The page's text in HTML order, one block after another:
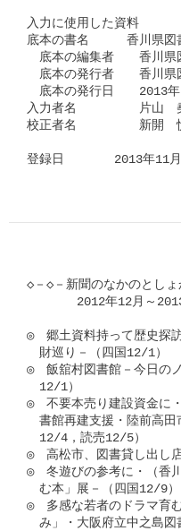
入力に使用した資料
底本の書名　　　香川県
底本の編集者　　香川県
底本の発行者　　香川県
底本の発行日　　
入力者名　　　　　片山　
校正者名　　　　　新開
登録日　　　　2013年11
◇－◇－新聞のなかのと
2012年12月～2013
◎　郷土資料持って歴史探
財巡り－（四国12/1）
◎　飯舘村図書館－今日の
12/1）
◎　不要本売り建設資金に
書館再建支援・陸前高田
12/4，読売12/5）
◎　高松市、図書貸し出し
◎　冬遊びの参考に・（香
む本」展－（四国12/9）
◎　多感な若者のドラマ育
み」・大阪府立中之島